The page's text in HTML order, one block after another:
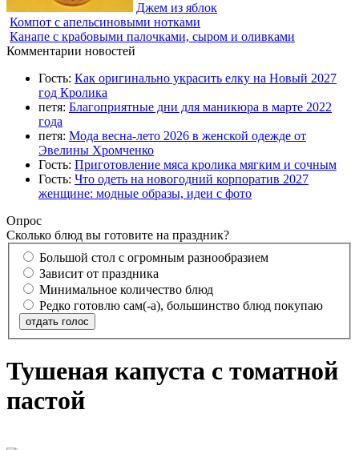
Джем из яблок
Компот с апельсиновыми нотками
Канапе с крабовыми палочками, сыром и оливками
Комментарии новостей
Гость: Как оригинально украсить елку на Новый 2027
год Кролика
петя: Благоприятные дни для маникюра в марте 2022
года
петя: Мода весна-лето 2026 в женской одежде от
Эвелины Хромченко
Гость: Приготовление мяса кролика мягким и сочным
Гость: Что одеть на новогодний корпоратив 2027
женщине: модные образы, идеи с фото
Опрос
Сколько блюд вы готовите на праздник?
Большой стол с огромным разнообразием
Зависит от праздника
Минимальное количество блюд
Редко готовлю сам(-а), большинство блюд покупаю
отдать голос
Тушеная капуста с томатной
пастой